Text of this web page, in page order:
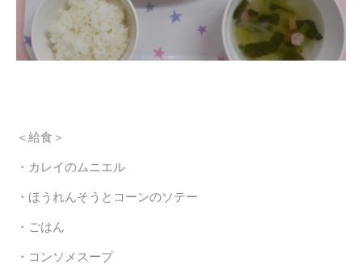
＜給食＞
・カレイのムニエル
・ほうれんそうとコーンのソテー
・ごはん
・コンソメスープ